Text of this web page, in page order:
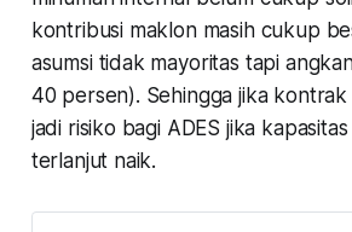
kontribusi maklon masih cukup
asumsi tidak mayoritas tapi
40 persen). Sehingga jika
jadi risiko bagi ADES jika
terlanjut naik.